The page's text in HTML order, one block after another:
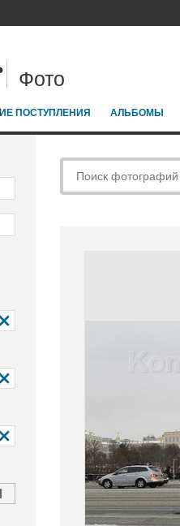
Фото
ПОСТУПЛЕНИЯ АЛЬБОМЫ